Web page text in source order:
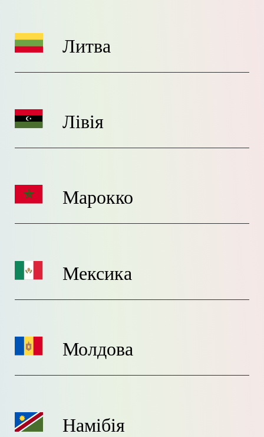
Литва
Лівія
Марокко
Мексика
Молдова
Намібія